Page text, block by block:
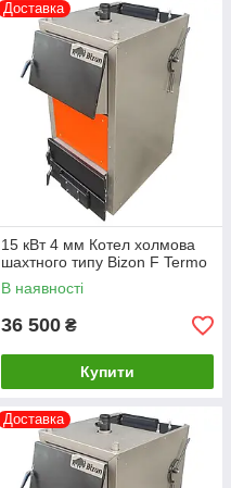
Доставка
15 кВт 4 мм Котел холмова
шахтного типу Bizon F Termo
В наявності
36 500 ₴
Купити
Доставка